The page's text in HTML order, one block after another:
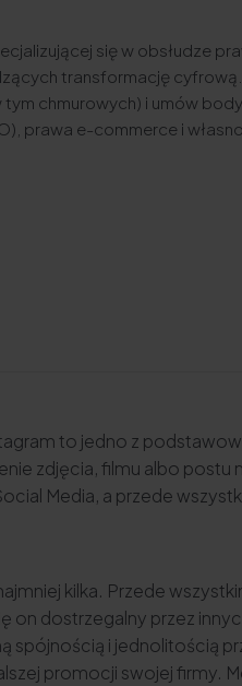
się w obsłudze
transformację
tym chmurowych) i umów
prawa e-commerce i
to jedno z
zdjęcia, filmu albo postu
Media, a przede
kilka. Przede
on dostrzegalny przez
i jednolitością
promocji swojej firmy.